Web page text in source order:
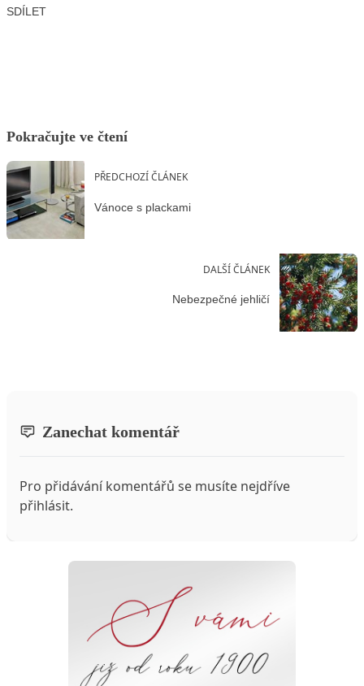
SDÍLET
Pokračujte ve čtení
PŘEDCHOZÍ ČLÁNEK
Vánoce s plackami
DALŠÍ ČLÁNEK
Nebezpečné jehličí
Zanechat komentář
Pro přidávání komentářů se musíte nejdříve
přihlásit.